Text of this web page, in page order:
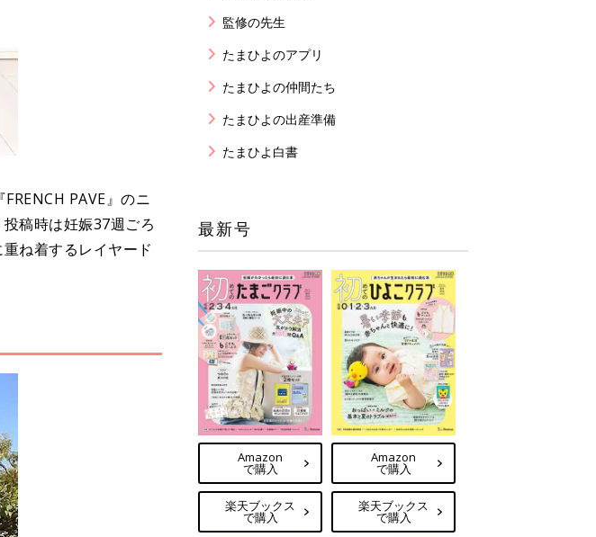
PAVE』のニ
稿時は妊娠37週ごろ
ね着するレイヤード
監修の先生
たまひよのアプリ
たまひよの仲間たち
たまひよの出産準備
たまひよ白書
最新号
Amazon
で購入
楽天ブックス
で購入
Amazon
で購入
楽天ブックス
で購入